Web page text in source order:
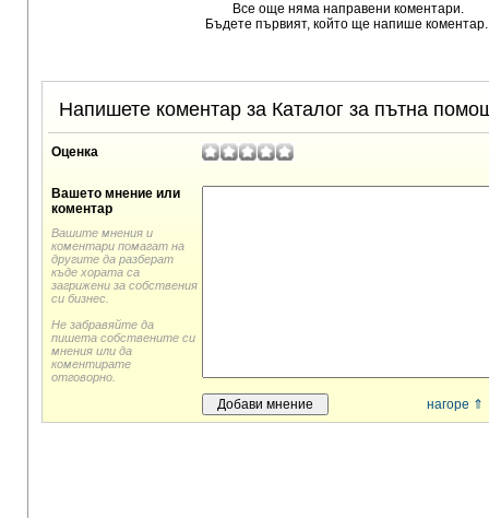
Все още няма направени коментaри.
Бъдете първият, който ще напише
Напишете коментар за Каталог за пътна
Оценка
Вашето мнение или
коментар
Вашите мнения и
коментари помагат на
другите да разберат
къде хората са
загрижени за собствения
си бизнес.
Не забравяйте да
пишета собствените си
мнения или да
коментирате
отговорно.
нагоре ⇑